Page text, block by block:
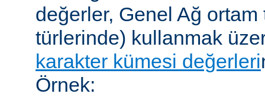
değerler, Genel Ağ
türlerinde) kullanmak
karakter kümesi değerleri
Örnek: